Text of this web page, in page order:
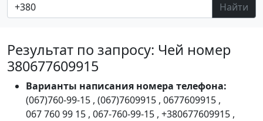
Найти
Результат по запросу: Чей номер
380677609915
Варианты написания номера телефона:
(067)760-99-15 , (067)7609915 , 0677609915 ,
067 760 99 15 , 067-760-99-15 , +380677609915 ,